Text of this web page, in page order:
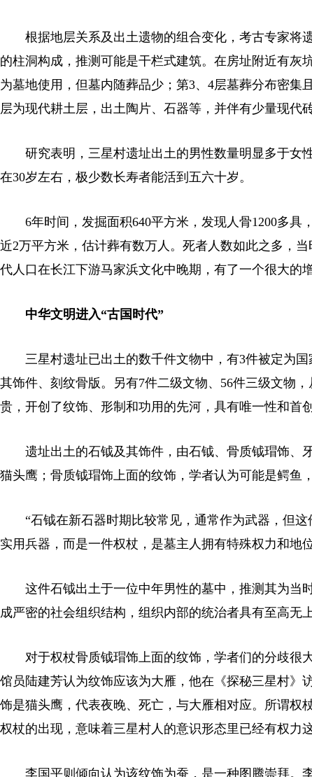
根据地层关系及出土遗物的组合变化，考古专家将
的柱洞构成，推测可能是干栏式建筑。在房址附近有灰
为墓地使用，但墓内随葬品少；第3、4层墓葬分布密
层为现代耕土层，出土陶片、石器等，并伴有少量现代砖
研究表明，三星村遗址出土的男性数量明显多于女
在30岁左右，极少数长寿者能活到五六十岁。
6年时间，发掘面积640平方米，发现人骨1200多具
近2万平方米，估计葬有数万人。死者人数如此之多，
代人口在长江下游马家浜文化中晚期，有了一个很大的增
中华文明进入“古国时代”
三星村遗址已出土的数千件文物中，有3件被定为国
其饰件、刻纹骨版。另有7件二级文物、56件三级文物
贵，开创了纹饰、形制和功用的先河，具有唯一性和首
遗址出土的石钺及其饰件，由石钺、骨质钺瑁饰、
猫头鹰；骨质钺瑁饰上面的纹饰，学者认为可能是鳄鱼
“石钺在新石器时期比较常见，通常作为武器，但这
实用兵器，而是一件权杖，是墓主人拥有特殊权力和地
这件石钺出土于一位中年男性的墓中，推测其为当
成严密的社会组织结构，组织内部的统治者具有至高无
对于权杖骨质钺瑁饰上面的纹饰，学者们的分歧很
馆员陆建芳认为纹饰应该为大雁，他在《探秘三星村》
饰是猫头鹰，代表夜晚、死亡，与大雁相对应。所谓权
权杖的出现，意味着三星村人的意识形态里已经有权力
李国平则倾向认为该纹饰为蚕，是一种图腾崇拜。